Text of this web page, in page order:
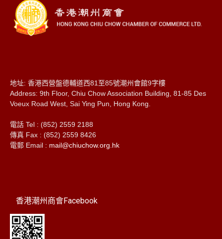
地址: 香港西營盤德輔道西81至85號潮州會館9字樓
Address: 9th Floor, Chiu Chow Association Building, 81-85 Des
Voeux Road West, Sai Ying Pun, Hong Kong.
電話 Tel : (852) 2559 2188
傳真 Fax : (852) 2559 8426
電郵 Email : mail@chiuchow.org.hk
香港潮州商會Facebook